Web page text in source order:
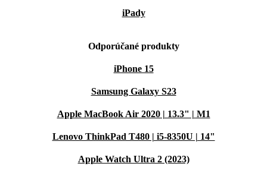
iPady
Odporúčané produkty
iPhone 15
Samsung Galaxy S23
Apple MacBook Air 2020 | 13.3" | M1
Lenovo ThinkPad T480 | i5-8350U | 14"
Apple Watch Ultra 2 (2023)